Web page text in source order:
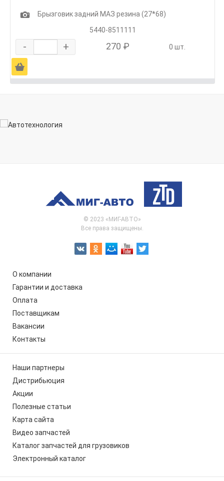
1
Брызговик задний МАЗ резина (27*68)
5440-8511111
- + 270 ₽ 0 шт.
Ä
© 2023 «МИГ-АВТО»
Все права защищены.
О компании
Гарантии и доставка
Оплата
Поставщикам
Вакансии
Контакты
Наши партнеры
Дистрибьюция
Акции
Полезные статьи
Карта сайта
Видео запчастей
Каталог запчастей для грузовиков
Электронный каталог